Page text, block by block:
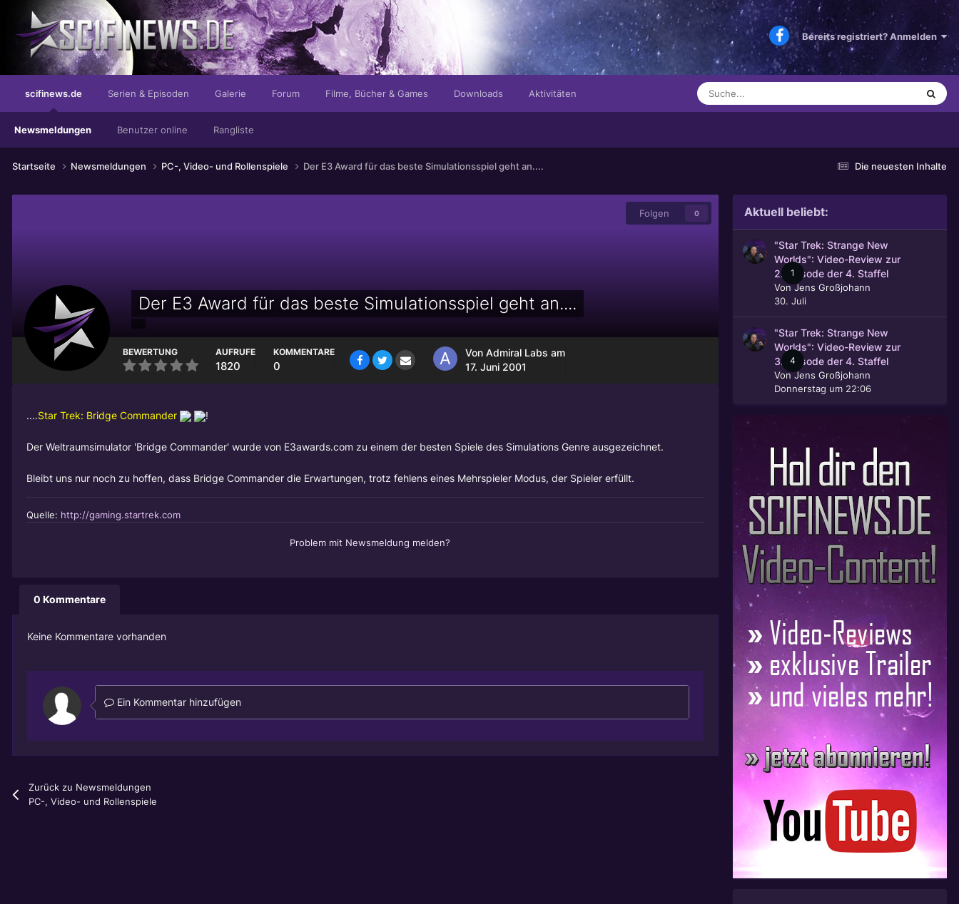
Bereits registriert? Anmelden
scifinews.de
Newsmeldungen Benutzer online Rangliste
Serien & Episoden Galerie Forum Filme, Bücher & Games Downloads Aktivitäten
Die neuesten Inhalte
Startseite Newsmeldungen PC-, Video- und Rollenspiele Der E3 Award für das beste Simulationsspiel geht an....
Folgen 0
Der E3 Award für das beste Simulationsspiel geht an....
BEWERTUNG AUFRUFE
1820
KOMMENTARE
0
Von Admiral Labs am
17. Juni 2001
....Star Trek: Bridge Commander !
Der Weltraumsimulator 'Bridge Commander' wurde von E3awards.com zu einem der besten Spiele des Simulations Genre ausgezeichnet.
Bleibt uns nur noch zu hoffen, dass Bridge Commander die Erwartungen, trotz fehlens eines Mehrspieler Modus, der Spieler erfüllt.
Quelle: http://gaming.startrek.com
Problem mit Newsmeldung melden?
0 Kommentare
Keine Kommentare vorhanden
Ein Kommentar hinzufügen
Zurück zu Newsmeldungen
PC-, Video- und Rollenspiele
Aktuell beliebt:
1
"Star Trek: Strange New
Worlds": Video-Review zur
2. Episode der 4. Staffel
VonJens Großjohann
30. Juli
4
"Star Trek: Strange New
Worlds": Video-Review zur
3. Episode der 4. Staffel
VonJens Großjohann
Donnerstag um 22:06